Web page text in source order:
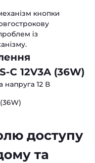
кнопки
із
C 12V3A (36W)
напруга 12 В
доступу
та